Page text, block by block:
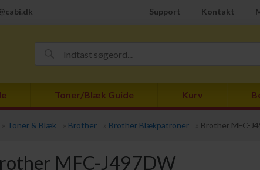
Support Kontakt
Toner/Blæk Guide Kurv
Toner & Blæk Brother Brother Blækpatroner Brother MFC-
MFC-J497DW